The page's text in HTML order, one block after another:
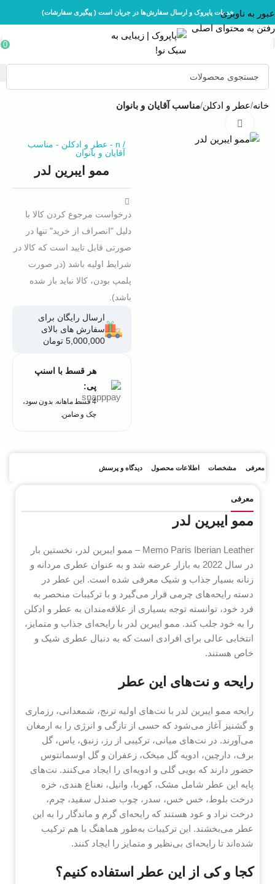
عبور به ناوبری
رفتن به محتوای اصلی
خدمات پاپروک و ارسال سفارش‌ها در جریان است ( پیگیری سفارشات)
0
خانه عطر و ادکلن مناسب آقایان و بانوان
/
n
- عطر و ادکلن - مناسب
آقایان و بانوان
ممو ایبرین لدر
درخواست مرجوع کردن کالا با
دلیل "انصراف از خرید" تنها در
صورتی قابل تایید است که کالا در
شرایط اولیه باشد (در صورت
پلمپ بودن، کالا نباید باز شده
باشد).
ارسال رایگان برای
سفارش های بالای
5,000,000 تومان
هر قسط با اسنپ
پی:
4 قسط ماهانه. بدون سود،
چک و ضامن.
معرفی مشخصات اطلاعات محصول دیدگاه و پرسش
معرفی
ممو ایبرین لدر
Memo Paris Iberian Leather – ممو ایبرین لدر، نخستین بار
در سال 2022 به بازار عرضه شد و به عنوان عطری مردانه و
زنانه بسیار جذاب و شیک معرفی شده است. این عطر در
دسته رایحه‌های چرمی قرار می‌گیرد و با ترکیبات منحصر به
فرد خود، توانسته توجه بسیاری از علاقه‌مندان به عطر و ادکلن
را به خود جلب کند. ممو ایبرین لدر با رایحه‌ای جذاب و متمایز،
انتخابی عالی برای افرادی است که به دنبال عطری شیک و
خاص هستند.
رایحه و نت‌های این عطر
رایحه ممو ایبرین لدر با نت‌های اولیه ترنج، شمعدانی، رزماری
و گشنیز آغاز می‌شود که حسی از تازگی و انرژی را به ارمغان
می‌آورند. در نت‌های میانی، ترکیبی از رز، زنبق، یاس، گل
برف، دارچین، ادویه گل میخک، زعفران و گل اوسمانتوس
حضور دارند که بویی گلی و ادویه‌ای را ایجاد می‌کنند. نت‌های
پایه این عطر شامل مشک، کهربا، وانیل، نعناع هندی، خزه
درخت بلوط، خس خس، سدر، چوب صندل سفید، چرم،
درخت نراد و عود هستند که رایحه‌ای گرم و ماندگار را به این
عطر می‌بخشند. این ترکیبات به‌طور هماهنگ با هم ترکیب
شده‌اند تا رایحه‌ای بی‌نظیر و متمایز را ایجاد کنند.
کجا و کی از این عطر استفاده کنیم؟